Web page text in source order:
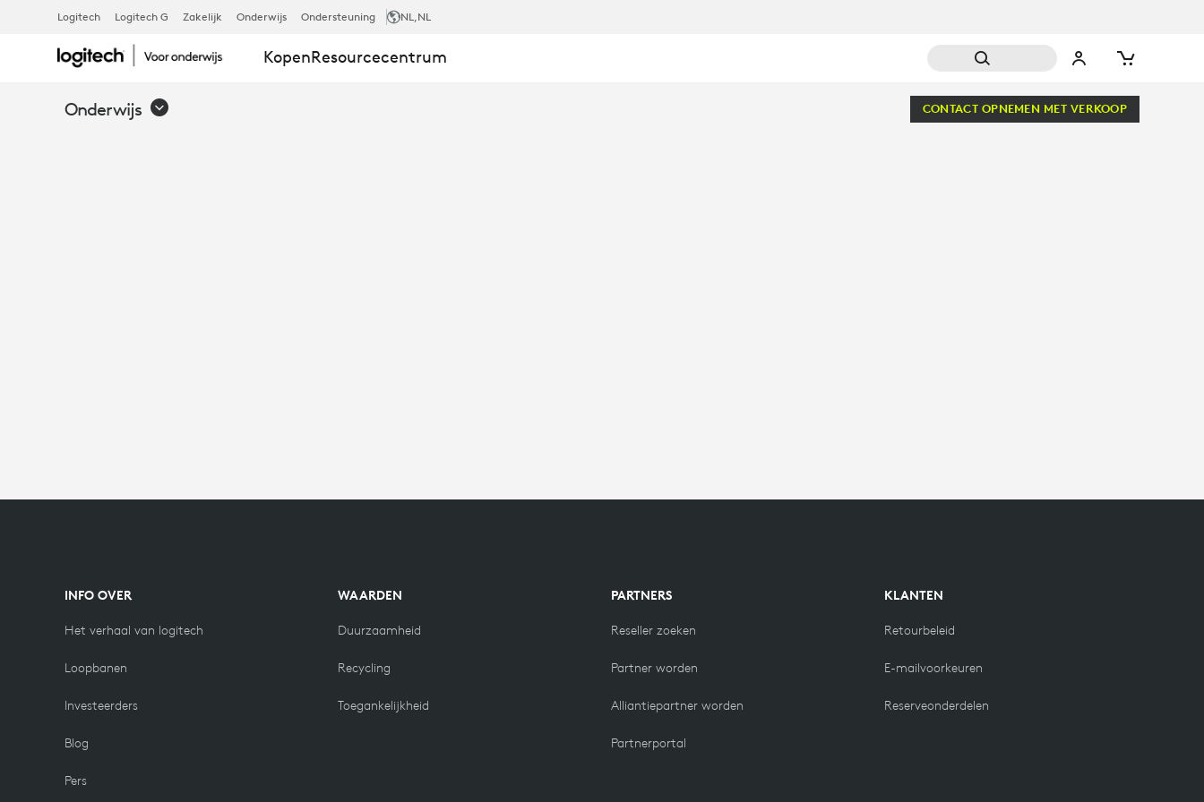
LEREN
MET
Logitech Logitech G Zakelijk Onderwijs Ondersteuning NL,NL
KopenResourcecentrum
Onderwijs CONTACT OPNEMEN MET VERKOOP
INFO OVER
Het verhaal van logitech
Loopbanen
Investeerders
Blog
Pers
WAARDEN
Duurzaamheid
Recycling
Toegankelijkheid
PARTNERS
Reseller zoeken
Partner worden
Alliantiepartner worden
Partnerportal
KLANTEN
Retourbeleid
E-mailvoorkeuren
Reserveonderdelen